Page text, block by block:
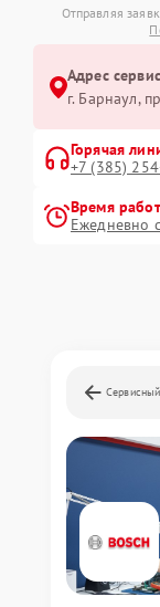
Отправляя
Адрес
г. Барнаул,
Горячая
+7 (385)
Время
Ежедневно